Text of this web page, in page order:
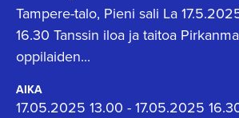
Tampere-talo, Pieni sali La
16.30 Tanssin iloa ja taitoa
oppilaiden...
AIKA
17.05.2025 13.00 - 17.05.2025